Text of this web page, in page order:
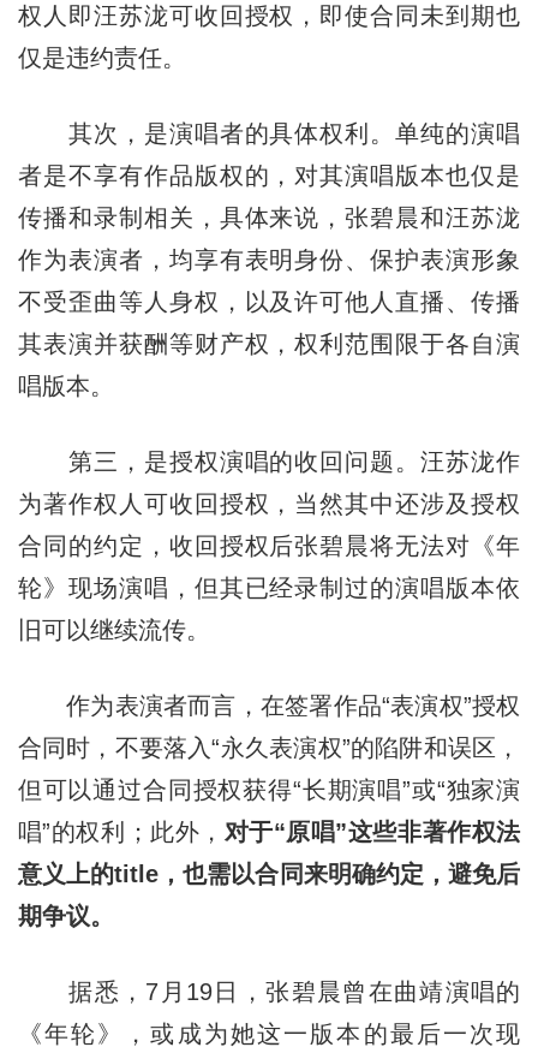
权人即汪苏泷可收回授权，即使合同未到期也
仅是违约责任。
其次，是演唱者的具体权利。单纯的演唱
者是不享有作品版权的，对其演唱版本也仅是
传播和录制相关，具体来说，张碧晨和汪苏泷
作为表演者，均享有表明身份、保护表演形象
不受歪曲等人身权，以及许可他人直播、传播
其表演并获酬等财产权，权利范围限于各自演
唱版本。
第三，是授权演唱的收回问题。汪苏泷作
为著作权人可收回授权，当然其中还涉及授权
合同的约定，收回授权后张碧晨将无法对《年
轮》现场演唱，但其已经录制过的演唱版本依
旧可以继续流传。
作为表演者而言，在签署作品“表演权”授权
合同时，不要落入“永久表演权”的陷阱和误区，
但可以通过合同授权获得“长期演唱”或“独家演
唱”的权利；此外， 对于“原唱”这些非著作权法
意义上的title，也需以合同来明确约定，避免后
期争议。
据悉，7月19日，张碧晨曾在曲靖演唱的
《年轮》，或成为她这一版本的最后一次现